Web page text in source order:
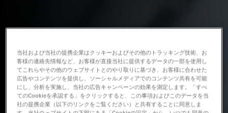
当社および当社の提携企業はクッキーおよびその他のトラッキング技術、お
客様の連絡先情報など、お客様が直接当社に提供するデータの一部を使用し
てこれらやその他のウェブサイトとのやり取りに基づき、お客様に合わせた
広告やコンテンツを提供し、ソーシャルメディアでのコンテンツ共有を可能
にし、分析を実施し、当社の広告キャンペーンの効果を測定します。「すべ
てのCookieを承認する」をクリックすると、この事項およびこのデータを当
社の提携企業（以下のリンクをご覧ください）と共有することに同意しま